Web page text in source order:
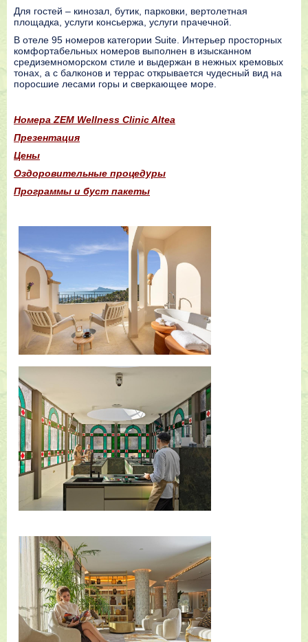
Для гостей – кинозал, бутик, парковки, вертолетная
площадка, услуги консьержа, услуги прачечной.
В отеле 95 номеров категории Suite. Интерьер просторных
комфортабельных номеров выполнен в изысканном
средиземноморском стиле и выдержан в нежных кремовых
тонах, а с балконов и террас открывается чудесный вид на
поросшие лесами горы и сверкающее море.
Номера ZEM Wellness Clinic Altea
Презентация
Цены
Оздоровительные процедуры
Программы и буст пакеты